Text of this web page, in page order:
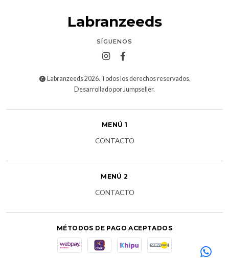
Labranzeeds
SÍGUENOS
Labranzeeds 2026. Todos los derechos reservados.
Desarrollado por Jumpseller.
MENÚ 1
CONTACTO
MENÚ 2
CONTACTO
MÉTODOS DE PAGO ACEPTADOS